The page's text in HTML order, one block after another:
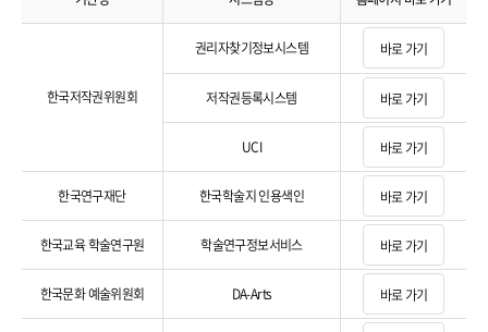
기관명, 시스템명, 홈페이지 바로 가기 정보를 제공합니다.
한국저작권위원회
권리자찾기정보시스템 바로 가기
저작권등록시스템 바로 가기
UCI 바로 가기
한국연구재단 한국학술지 인용색인 바로 가기
한국교육 학술연구원 학술연구정보서비스 바로 가기
한국문화 예술위원회 DA-Arts 바로 가기